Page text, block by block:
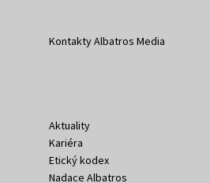
Kontakty Albatros Media
Aktuality
Kariéra
Etický kodex
Nadace Albatros